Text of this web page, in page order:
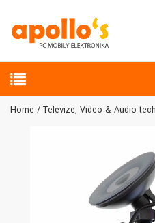
Home Televize, Video & Audio